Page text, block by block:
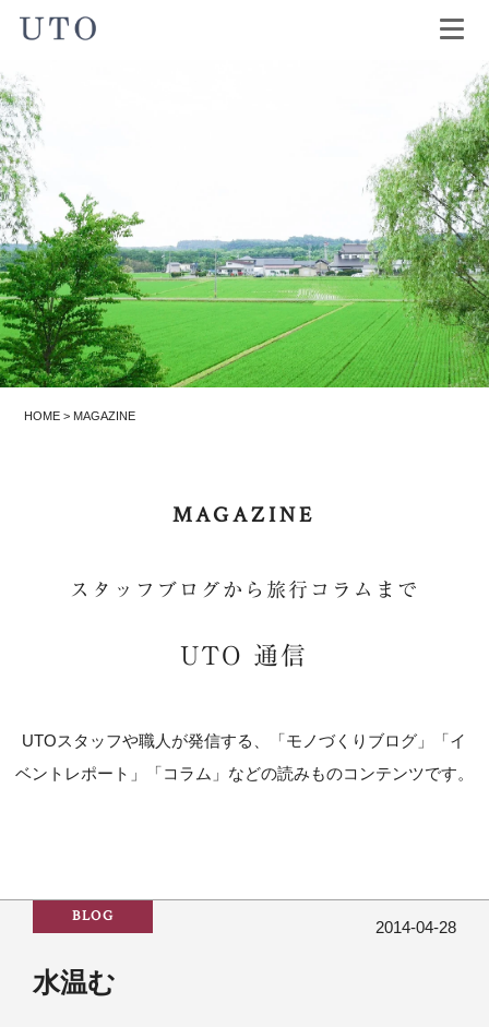
HOME > MAGAZINE
MAGAZINE
スタッフブログから旅行コラムまで
UTO 通信
UTOスタッフや職人が発信する、「モノづくりブログ」「イ
ベントレポート」「コラム」などの読みものコンテンツです。
BLOG
2014-04-28
水温む